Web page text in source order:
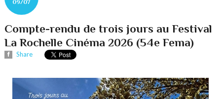
09/07
Compte-rendu de trois jours au Festival
La Rochelle Cinéma 2026 (54e Fema)
Share